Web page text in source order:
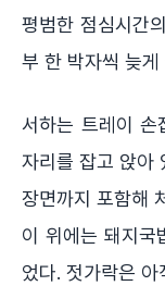
평범한 점심시간
부 한 박자씩 늦게
서하는 트레이 손
자리를 잡고 앉아
장면까지 포함해
이 위에는 돼지
었다. 젓가락은